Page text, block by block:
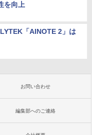
を向上
「AINOTE 2」は
お問い合わせ
編集部へのご連絡